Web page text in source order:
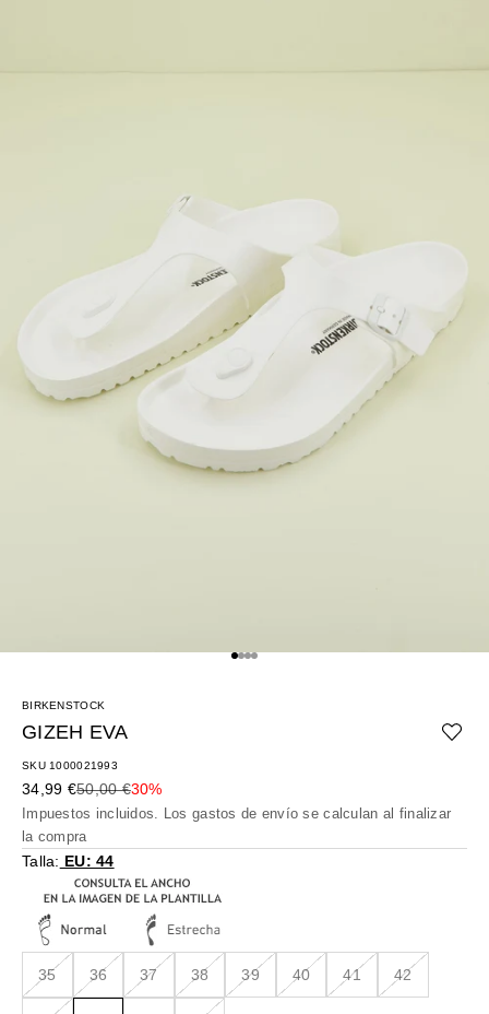
Ir al artículo 1
Ir al artículo 2
Ir al artículo 3
Ir al artículo 4
BIRKENSTOCK
GIZEH EVA
SKU 1000021993
Precio de oferta
34,99 €Precio normal
50,00 €30%
Impuestos incluidos. Los gastos de envío se calculan al finalizar
la compra
Talla: EU: 44
35 36 37 38 39 40 41 42